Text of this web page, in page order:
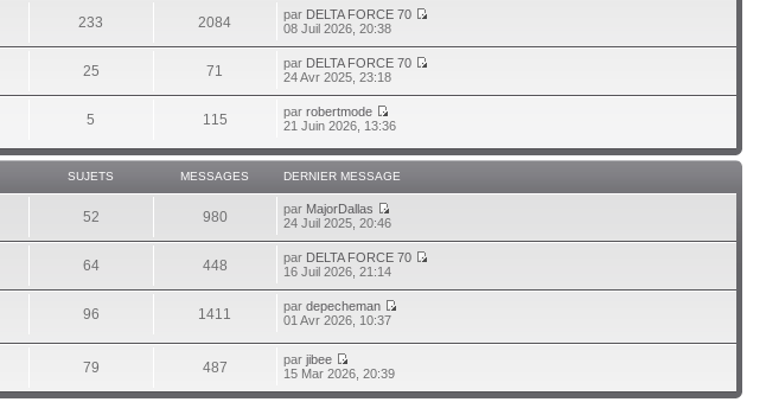
233 2084 par DELTA FORCE 70
08 Juil 2026, 20:38
25 71 par DELTA FORCE 70
24 Avr 2025, 23:18
5 115 parrobertmode
21 Juin 2026, 13:36
SUJETS MESSAGES DERNIER MESSAGE
52 980 par MajorDallas
24 Juil 2025, 20:46
64 448 par DELTA FORCE 70
16 Juil 2026, 21:14
96 1411 pardepecheman
01 Avr 2026, 10:37
79 487 parjibee
15 Mar 2026, 20:39